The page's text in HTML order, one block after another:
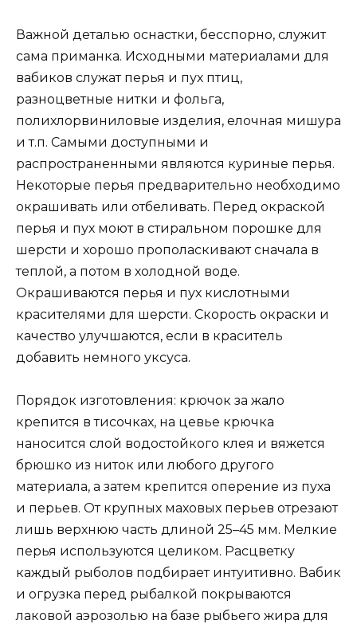
Важной деталью оснастки, бесспорно, служит
сама приманка. Исходными материалами для
вабиков служат перья и пух птиц,
разноцветные нитки и фольга,
полихлорвиниловые изделия, елочная мишура
и т.п. Самыми доступными и
распространенными являются куриные перья.
Некоторые перья предварительно необходимо
окрашивать или отбеливать. Перед окраской
перья и пух моют в стиральном порошке для
шерсти и хорошо прополаскивают сначала в
теплой, а потом в холодной воде.
Окрашиваются перья и пух кислотными
красителями для шерсти. Скорость окраски и
качество улучшаются, если в краситель
добавить немного уксуса.
Порядок изготовления: крючок за жало
крепится в тисочках, на цевье крючка
наносится слой водостойкого клея и вяжется
брюшко из ниток или любого другого
материала, а затем крепится оперение из пуха
и перьев. От крупных маховых перьев отрезают
лишь верхнюю часть длиной 25–45 мм. Мелкие
перья используются целиком. Расцветку
каждый рыболов подбирает интуитивно. Вабик
и огрузка перед рыбалкой покрываются
лаковой аэрозолью на базе рыбьего жира для